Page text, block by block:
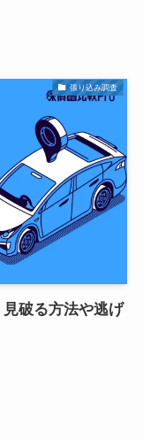
張り込み調査
破る方法や逃げ